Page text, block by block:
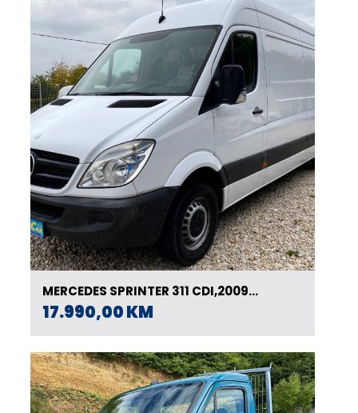
MERCEDES SPRINTER 311 CDI,2009
GOD.MAXI
17.990,00 KM